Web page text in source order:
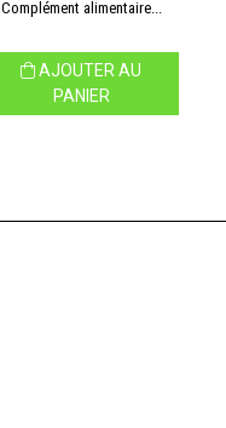
Complément alimentaire...
AJOUTER AU
PANIER